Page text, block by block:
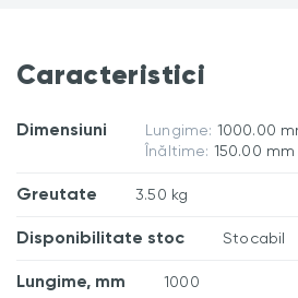
Caracteristici
Dimensiuni Lungime: 1000.00
Înăltime: 150.00 mm
Greutate 3.50 kg
Disponibilitate stoc Stocabil
Lungime, mm 1000